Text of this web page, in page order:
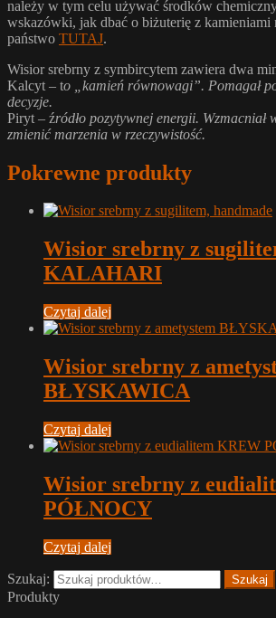
należy w tym celu używać środków
wskazówki, jak dbać o biżuterię z kamieniami
państwo TUTAJ.
Wisior srebrny z symbircytem zawiera dwa
Kalcyt – to „kamień równowagi”. Pomagał
decyzje.
Piryt – źródło pozytywnej energii. Wzmacniał
zmienić marzenia w rzeczywistość.
Pokrewne produkty
Wisior srebrny z
KALAHARI
Czytaj dalej
Wisior srebrny z
BŁYSKAWICA
Czytaj dalej
Wisior srebrny z
PÓŁNOCY
Czytaj dalej
Szukaj: Szukaj
Produkty